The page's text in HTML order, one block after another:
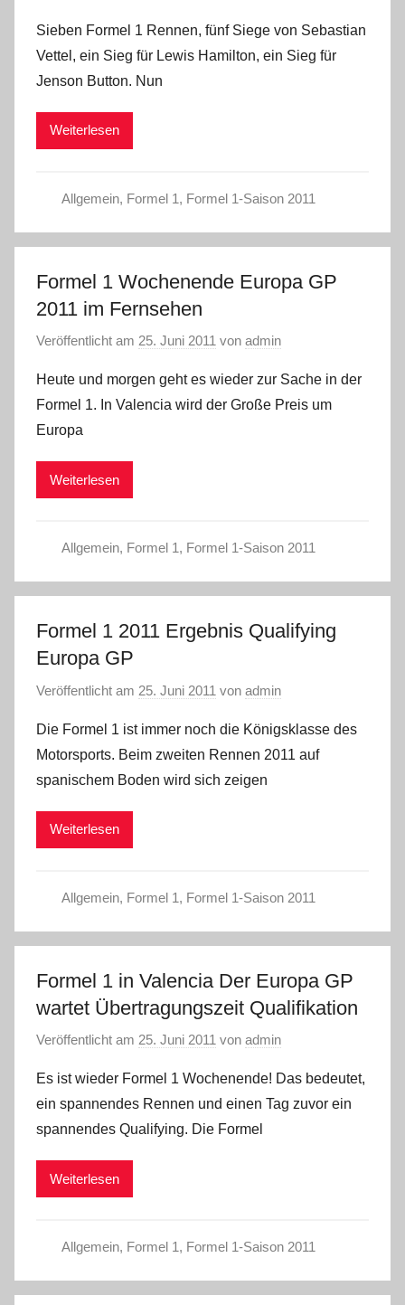
Sieben Formel 1 Rennen, fünf Siege von Sebastian
Vettel, ein Sieg für Lewis Hamilton, ein Sieg für
Jenson Button. Nun
Weiterlesen
Allgemein, Formel 1, Formel 1-Saison 2011
Formel 1 Wochenende Europa GP
2011 im Fernsehen
Veröffentlicht am 25. Juni 2011 von admin
Heute und morgen geht es wieder zur Sache in der
Formel 1. In Valencia wird der Große Preis um
Europa
Weiterlesen
Allgemein, Formel 1, Formel 1-Saison 2011
Formel 1 2011 Ergebnis Qualifying
Europa GP
Veröffentlicht am 25. Juni 2011 von admin
Die Formel 1 ist immer noch die Königsklasse des
Motorsports. Beim zweiten Rennen 2011 auf
spanischem Boden wird sich zeigen
Weiterlesen
Allgemein, Formel 1, Formel 1-Saison 2011
Formel 1 in Valencia Der Europa GP
wartet Übertragungszeit Qualifikation
Veröffentlicht am 25. Juni 2011 von admin
Es ist wieder Formel 1 Wochenende! Das bedeutet,
ein spannendes Rennen und einen Tag zuvor ein
spannendes Qualifying. Die Formel
Weiterlesen
Allgemein, Formel 1, Formel 1-Saison 2011